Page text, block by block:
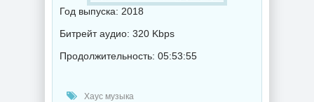
Год выпуска: 2018
Битрейт аудио: 320 Kbps
Продолжительность: 05:53:55
Хаус музыка